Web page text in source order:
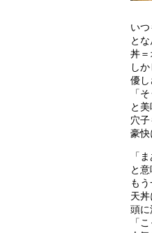
い
と
丼＝
し
優し
「
と
穴子
豪快
「
と
も
天
頭に
「